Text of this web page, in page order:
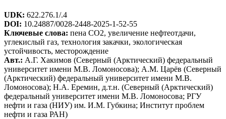
UDK: 622.276.1/.4
DOI: 10.24887/0028-2448-2025-1-52-55
Ключевые слова: пена СО2, увеличение нефтеотдачи,
углекислый газ, технология закачки, экологическая
устойчивость, месторождение
Авт.: А.Г. Хакимов (Северный (Арктический) федеральный
университет имени М.В. Ломоносова); А.М. Царёв (Северный
(Арктический) федеральный университет имени М.В.
Ломоносова); Н.А. Еремин, д.т.н. (Северный (Арктический)
федеральный университет имени М.В. Ломоносова; РГУ
нефти и газа (НИУ) им. И.М. Губкина; Институт проблем
нефти и газа РАН)